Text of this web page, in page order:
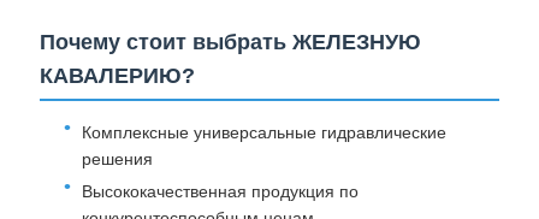
Почему стоит выбрать ЖЕЛЕЗНУЮ
КАВАЛЕРИЮ?
Комплексные универсальные гидравлические
решения
Высококачественная продукция по